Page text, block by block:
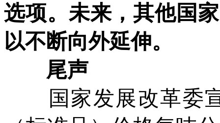
选项。未来，其他国
以不断向外延伸。
尾声
国家发展改革委宣